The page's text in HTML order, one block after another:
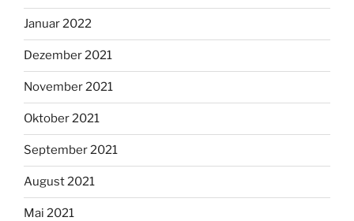
Januar 2022
Dezember 2021
November 2021
Oktober 2021
September 2021
August 2021
Mai 2021